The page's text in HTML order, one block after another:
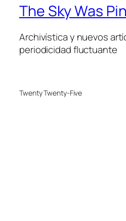
The Sky Was
Archivística y nuevos
periodicidad fluctuante
Twenty Twenty-Five